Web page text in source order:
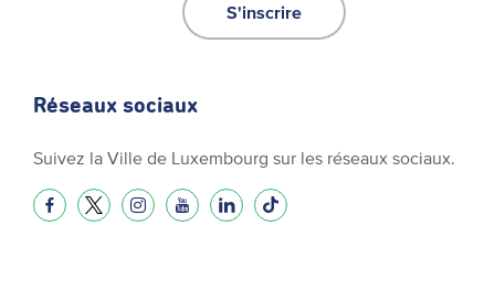
S'inscrire
Réseaux sociaux
Suivez la Ville de Luxembourg sur les réseaux sociaux.